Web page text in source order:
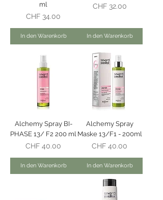
ml
Preis
CHF 34.00
In den Warenkorb
Preis
CHF 32.00
In den Warenkorb
Alchemy Spray BI-
PHASE 13/ F2 200 ml
Preis
CHF 40.00
In den Warenkorb
Alchemy Spray
Maske 13/F1 - 200ml
Preis
CHF 40.00
In den Warenkorb